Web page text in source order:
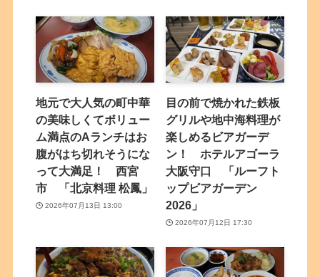
地元で大人気の町中華
の美味しくてボリュー
ム満点のAランチはお
腹がはち切れそうにな
って大満足！ 西宮
市 「北京料理 松鳳」
2026年07月13日 13:00
目の前で焼かれた鉄板
グリルや地中海料理が
楽しめるビアガーデ
ン！ ホテルアゴーラ
大阪守口 「ルーフト
ップビアガーデン
2026」
2026年07月12日 17:30